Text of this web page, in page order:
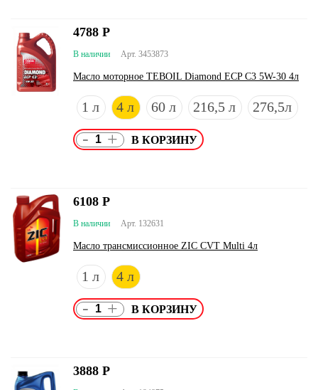
Арт. 3453873
В наличии
Масло моторное TEBOIL Diamond ECP C3 5W-30 4л
1 л 4 л 60 л 216,5 л 276,5л
4788 Р
- +
Арт. 132631
В наличии
Масло трансмиссионное ZIC CVT Multi 4л
1 л 4 л
6108 Р
- +
3888 Р